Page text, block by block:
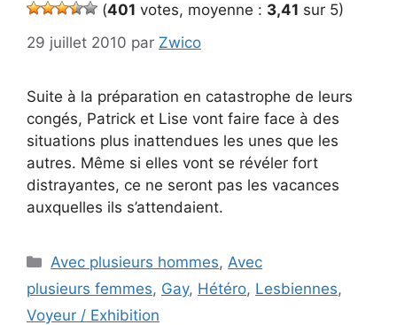
(401 votes, moyenne : 3,41 sur 5)
29 juillet 2010 par Zwico
Suite à la préparation en catastrophe de leurs
congés, Patrick et Lise vont faire face à des
situations plus inattendues les unes que les
autres. Même si elles vont se révéler fort
distrayantes, ce ne seront pas les vacances
auxquelles ils s’attendaient.
Catégories
Avec plusieurs hommes, Avec
plusieurs femmes, Gay, Hétéro, Lesbiennes,
Voyeur / Exhibition